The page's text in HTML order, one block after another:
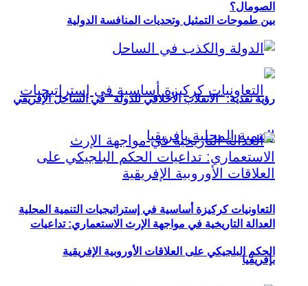
بين طموحات التمثيل وتحديات المنافسة الدولية
التعاونيات كركيزة أساسية في إستراتيجيات التنمية المحلية
بإفريقيا
الصومال؟
رؤية نقدية: “الانقلاب الأخلاقي للدولة” في الساحل الإفريقي
العدالة التاريخية في مواجهة الإرث الاستعماري: تداعيات
الحكم البلجيكي على العلاقات الأوروبية الإفريقية